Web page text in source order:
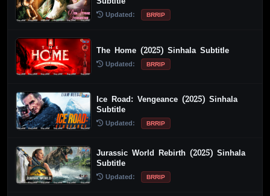
Updated: BRRIP
The Home (2025) Sinhala Subtitle
Updated: BRRIP
Ice Road: Vengeance (2025) Sinhala
Subtitle
Updated: BRRIP
Jurassic World Rebirth (2025) Sinhala
Subtitle
Updated: BRRIP